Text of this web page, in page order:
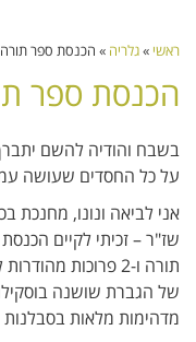
ראשי »גלריה » הכנסת ספר
הכנסת ספר
בשבח והודיה להשם
על כל החסדים שעושה
אני לביאה ונונו, מחנכת
תורה ו-2 פרוכות
של הגברת שושנה
מדהימות מלאות בסבלנות